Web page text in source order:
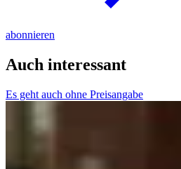
abonnieren
Auch interessant
Es geht auch ohne Preisangabe